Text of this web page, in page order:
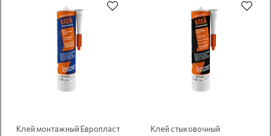
Клей монтажный Европласт
Клей стыковочный